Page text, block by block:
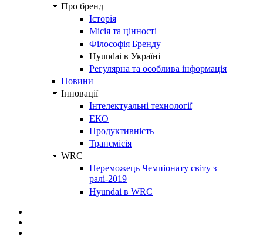
Про бренд
Історія
Місія та цінності
Філософія Бренду
Hyundai в Україні
Регулярна та особлива інформація
Новини
Інновації
Інтелектуальні технології
ЕКО
Продуктивність
Трансмісія
WRC
Переможець Чемпіонату світу з
ралі-2019
Hyundai в WRC